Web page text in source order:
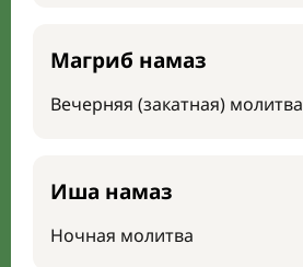
Магриб намаз
Вечерняя (закатная) молитва
Иша намаз
Ночная молитва